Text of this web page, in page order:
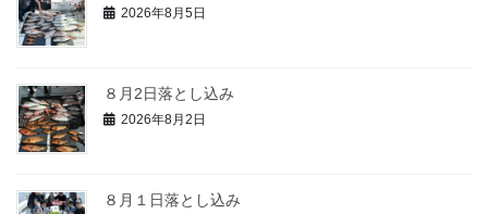
2026年8月5日
８月2日落とし込み
2026年8月2日
８月１日落とし込み